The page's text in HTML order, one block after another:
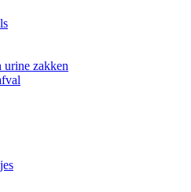
urine zakken